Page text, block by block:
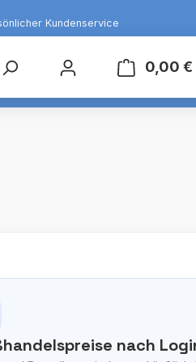
Kundenservice
0,00 €
nach